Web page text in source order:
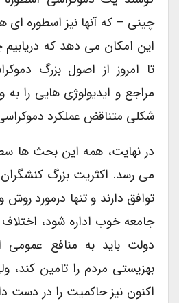
چینی – که آنها نیز اسطوره ای
این امکان می دهد که دریابیم
تا امروز از اصول بزرگ
مراجع و ایدیولوژی هایی را به
شکلی متناقض عملکرد
در نهایت، همه این بحث ها
می رسد. اکثریت بزرگ
توافق دارند و تنها درمورد روش
جامعه خوب اداره شود، اختلاف
دولت باید به منافع عمومی
بهزیستی مردم را تامین کند،
اکنون نیز حاکمیت را در دست